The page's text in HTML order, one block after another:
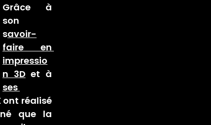
Grâce à
son
savoir-
faire en
impressio
n 3D
ses
ont réalisé
que la